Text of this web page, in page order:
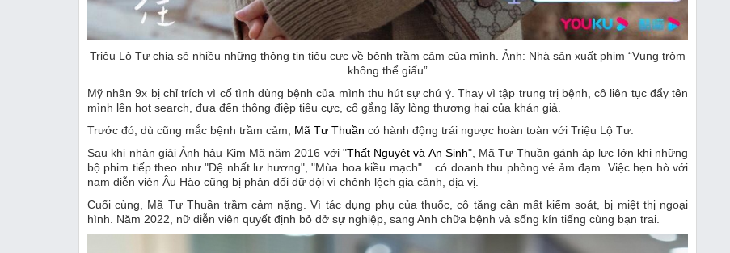
Triệu Lộ Tư chia sẻ nhiều những thông tin tiêu cực về bệnh trầm cảm của mình. Ảnh: Nhà sản xuất phim “Vụng trộm
không thể giấu”
Mỹ nhân 9x bị chỉ trích vì cố tình dùng bệnh của mình thu hút sự chú ý. Thay vì tập trung trị bệnh, cô liên tục đẩy tên
mình lên hot search, đưa đến thông điệp tiêu cực, cố gắng lấy lòng thương hại của khán giả.
Trước đó, dù cũng mắc bệnh trầm cảm, Mã Tư Thuần có hành động trái ngược hoàn toàn với Triệu Lộ Tư.
Sau khi nhận giải Ảnh hậu Kim Mã năm 2016 với "Thất Nguyệt và An Sinh", Mã Tư Thuần gánh áp lực lớn khi những
bộ phim tiếp theo như "Đệ nhất lư hương", "Mùa hoa kiều mạch"... có doanh thu phòng vé ảm đạm. Việc hẹn hò với
nam diễn viên Âu Hào cũng bị phản đối dữ dội vì chênh lệch gia cảnh, địa vị.
Cuối cùng, Mã Tư Thuần trầm cảm nặng. Vì tác dụng phụ của thuốc, cô tăng cân mất kiểm soát, bị miệt thị ngoại
hình. Năm 2022, nữ diễn viên quyết định bỏ dở sự nghiệp, sang Anh chữa bệnh và sống kín tiếng cùng bạn trai.